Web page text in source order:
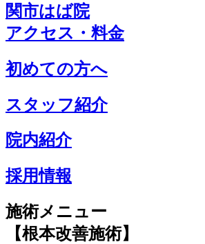
関市はば院
アクセス・料金
初めての方へ
スタッフ紹介
院内紹介
採用情報
施術メニュー
【根本改善施術】